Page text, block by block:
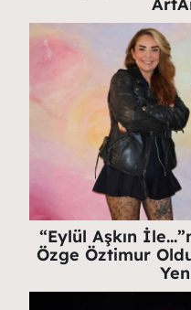
“Eylül Aşkın
Özge Öztimur